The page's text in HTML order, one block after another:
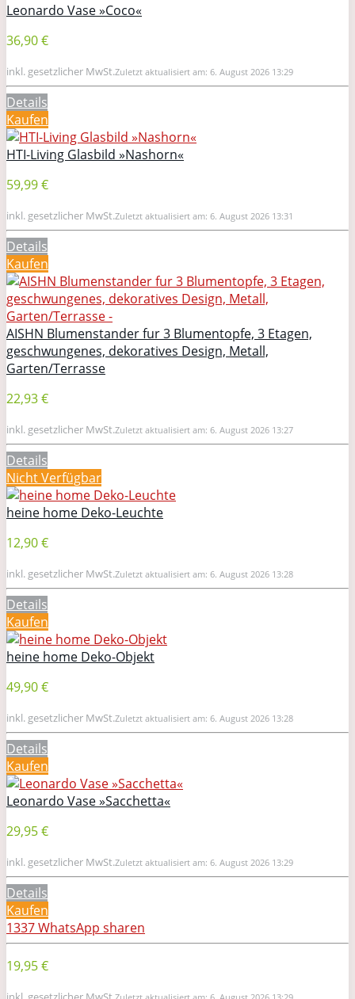
Leonardo Vase »Coco«
36,90 €
inkl. gesetzlicher MwSt.Zuletzt aktualisiert am: 6. August 2026 13:29
Details
Kaufen
HTI-Living Glasbild »Nashorn«
59,99 €
inkl. gesetzlicher MwSt.Zuletzt aktualisiert am: 6. August 2026 13:31
Details
Kaufen
AISHN Blumenstander fur 3 Blumentopfe, 3 Etagen,
geschwungenes, dekoratives Design, Metall,
Garten/Terrasse
22,93 €
inkl. gesetzlicher MwSt.Zuletzt aktualisiert am: 6. August 2026 13:27
Details
Nicht Verfügbar
heine home Deko-Leuchte
12,90 €
inkl. gesetzlicher MwSt.Zuletzt aktualisiert am: 6. August 2026 13:28
Details
Kaufen
heine home Deko-Objekt
49,90 €
inkl. gesetzlicher MwSt.Zuletzt aktualisiert am: 6. August 2026 13:28
Details
Kaufen
Leonardo Vase »Sacchetta«
29,95 €
inkl. gesetzlicher MwSt.Zuletzt aktualisiert am: 6. August 2026 13:29
Details
Kaufen
1337WhatsApp sharen
19,95 €